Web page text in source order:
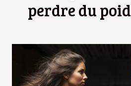
perdre du